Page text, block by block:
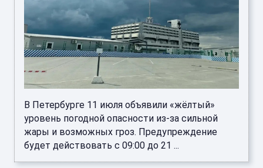
В Петербурге 11 июля объявили «жёлтый»
уровень погодной опасности из-за сильной
жары и возможных гроз. Предупреждение
будет действовать с 09:00 до 21 ...